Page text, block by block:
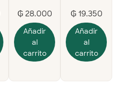
₲28.000
Añadir
al
carrito
₲19.350
Añadir
al
carrito